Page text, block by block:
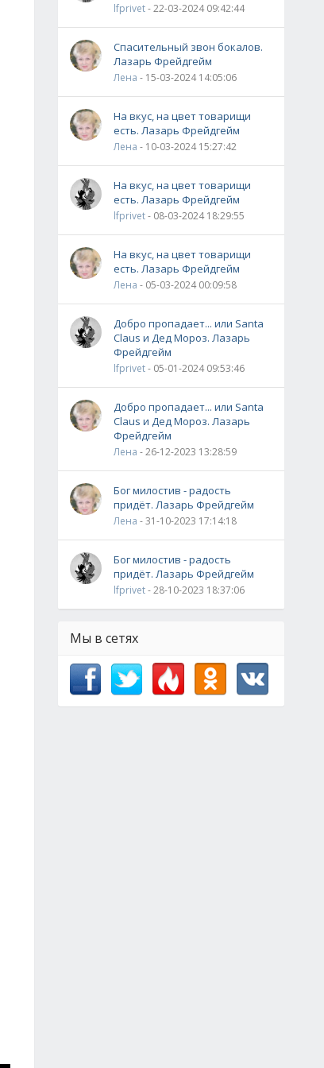
lfprivet- 22-03-2024 09:42:44
Спасительный звон бокалов.
Лазарь Фрейдгейм
Лена - 15-03-2024 14:05:06
На вкус, на цвет товарищи
есть. Лазарь Фрейдгейм
Лена - 10-03-2024 15:27:42
На вкус, на цвет товарищи
есть. Лазарь Фрейдгейм
lfprivet- 08-03-2024 18:29:55
На вкус, на цвет товарищи
есть. Лазарь Фрейдгейм
Лена - 05-03-2024 00:09:58
Добро пропадает... или Santa
Claus и Дед Мороз. Лазарь
Фрейдгейм
lfprivet- 05-01-2024 09:53:46
Добро пропадает... или Santa
Claus и Дед Мороз. Лазарь
Фрейдгейм
Лена - 26-12-2023 13:28:59
Бог милостив - радость
придёт. Лазарь Фрейдгейм
Лена - 31-10-2023 17:14:18
Бог милостив - радость
придёт. Лазарь Фрейдгейм
lfprivet- 28-10-2023 18:37:06
Мы в сетях